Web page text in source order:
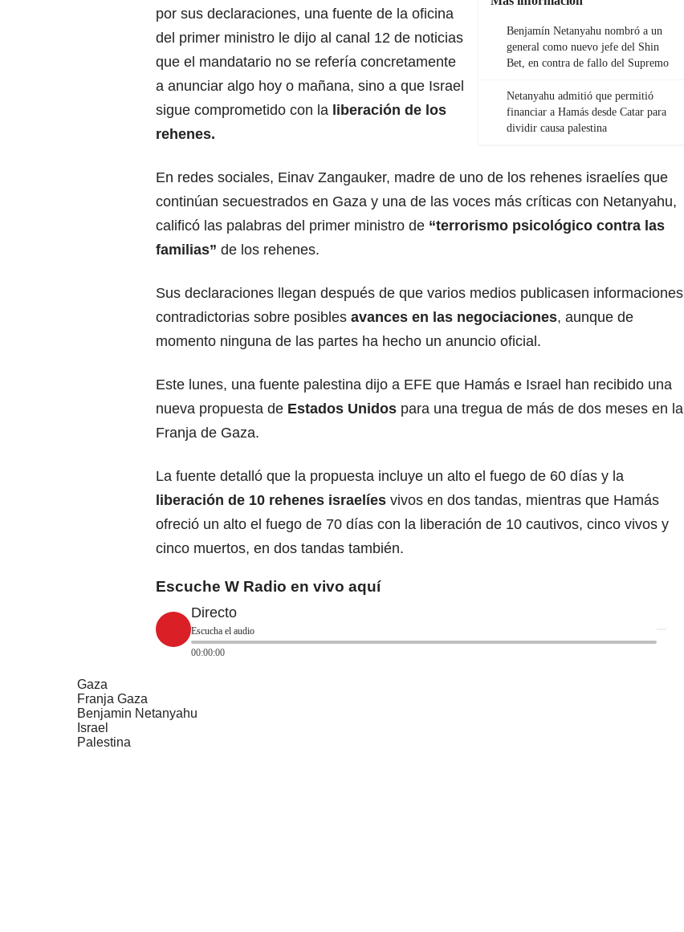
Benjamín Netanyahu nombró a un
general como nuevo jefe del Shin
Bet, en contra de fallo del Supremo
Netanyahu admitió que permitió
financiar a Hamás desde Catar para
dividir causa palestina
por sus declaraciones, una fuente de la oficina
del primer ministro le dijo al canal 12 de noticias
que el mandatario no se refería concretamente
a anunciar algo hoy o mañana, sino a que Israel
sigue comprometido con la liberación de los
rehenes.
En redes sociales, Einav Zangauker, madre de uno de los rehenes israelíes que
continúan secuestrados en Gaza y una de las voces más críticas con Netanyahu,
calificó las palabras del primer ministro de “terrorismo psicológico contra las
familias” de los rehenes.
Sus declaraciones llegan después de que varios medios publicasen informaciones
contradictorias sobre posibles avances en las negociaciones, aunque de
momento ninguna de las partes ha hecho un anuncio oficial.
Este lunes, una fuente palestina dijo a EFE que Hamás e Israel han recibido una
nueva propuesta de Estados Unidos para una tregua de más de dos meses en la
Franja de Gaza.
La fuente detalló que la propuesta incluye un alto el fuego de 60 días y la
liberación de 10 rehenes israelíes vivos en dos tandas, mientras que Hamás
ofreció un alto el fuego de 70 días con la liberación de 10 cautivos, cinco vivos y
cinco muertos, en dos tandas también.
Escuche W Radio en vivo aquí
Directo
Escucha el audio
00:00:00
Gaza
Franja Gaza
Benjamin Netanyahu
Israel
Palestina